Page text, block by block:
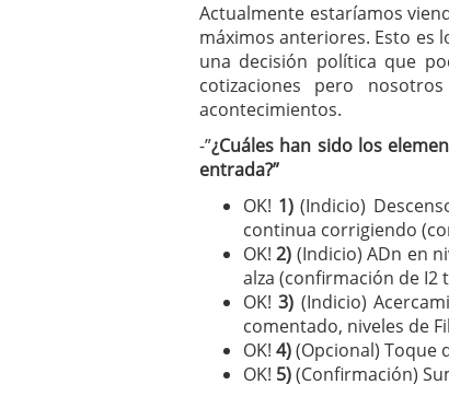
Actualmente estaríamos
máximos anteriores. Esto es
una decisión política que
cotizaciones pero
acontecimientos.
-”¿Cuáles han sido los
entrada?”
OK! 1) (Indicio)
continua corrigiendo
OK! 2) (Indicio) ADn en
alza (confirmación de I2
OK! 3) (Indicio)
comentado, niveles de
OK! 4)(Opcional) Toque
OK! 5)(Confirmación)